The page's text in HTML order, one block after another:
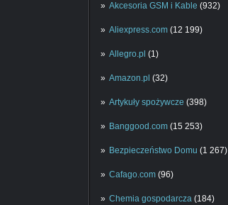
Akcesoria GSM i Kable (932)
Aliexpress.com (12 199)
Allegro.pl (1)
Amazon.pl (32)
Artykuły spożywcze (398)
Banggood.com (15 253)
Bezpieczeństwo Domu (1 267)
Cafago.com (96)
Chemia gospodarcza (184)